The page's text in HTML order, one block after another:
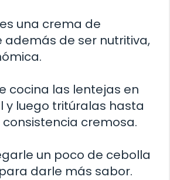
una crema de
además de ser nutritiva,
cocina las lentejas en
y luego tritúralas hasta
cremosa.
un poco de cebolla
darle más sabor.